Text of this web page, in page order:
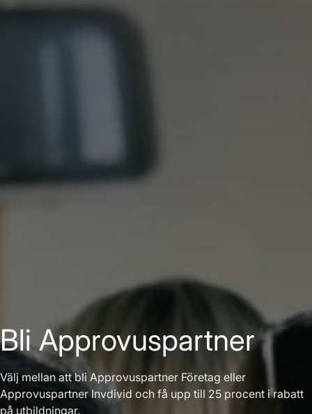
Bli Approvuspartner
Välj mellan att bli Approvuspartner Företag eller
Approvuspartner Invdivid och få upp till 25 procent i rabatt
på utbildningar.